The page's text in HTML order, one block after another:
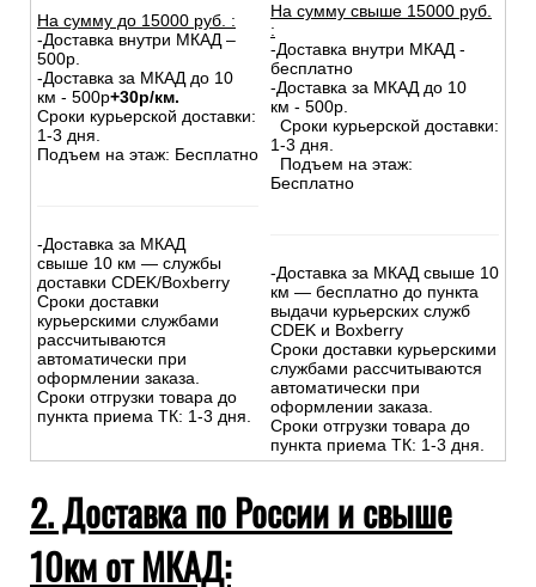
На сумму до 15000 руб. :
-Доставка внутри МКАД –
500р.
-Доставка за МКАД до 10
км - 500р+30р/км.
Сроки курьерской доставки:
1-3 дня.
Подъем на этаж: Бесплатно
-Доставка за МКАД
свыше 10 км — службы
доставки CDEK/Boxberry
Сроки доставки
курьерскими службами
рассчитываются
автоматически при
оформлении заказа.
Сроки отгрузки товара до
пункта приема ТК: 1-3 дня.
На сумму свыше 15000 руб.
:
-Доставка внутри МКАД -
бесплатно
-Доставка за МКАД до 10
км - 500р.
Сроки курьерской доставки:
1-3 дня.
Подъем на этаж:
Бесплатно
-Доставка за МКАД свыше 10
км — бесплатно до пункта
выдачи курьерских служб
CDEK и Boxberry
Сроки доставки курьерскими
службами рассчитываются
автоматически при
оформлении заказа.
Сроки отгрузки товара до
пункта приема ТК: 1-3 дня.
2. Доставка по России и свыше
10км от МКАД: